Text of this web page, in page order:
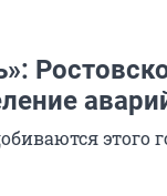
этого